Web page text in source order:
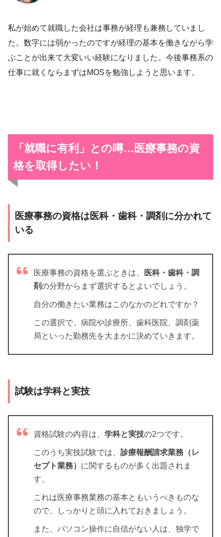
私が始めて就職した会社は事務が経理も兼務していまし
た。数字には弱かったのですが経理の基本を働きながら学
ぶことが出来て大変いい経験になりました。今後事務系の
仕事に就くならまずはMOSを勉強しようと思います。
「就職に有利」との噂… 医療事務の資
格を取得したい！
医療事務の資格は医科・歯科・調剤に分かれて
いる
医療事務の資格を選ぶときは、
医科・歯科・調
剤の分野からまず選択するとよいでしょう。
自分の働きたい業務はこのなかのどれですか？
この選択で、病院や診療所、歯科医院、調剤薬
局といった勤務先を大まかに決めていきます。
試験は学科と実技
資格試験の内容は、 学科と実技の2つです。
このうち実技試験では、 診療報酬請求業務（レ
セプト業務） に関するものが多く出題されま
す。
これは医療事務業務の基本ともいうべきものな
ので、しっかりと頭に入れておきましょう。
また、パソコン操作に自信がない人は、独学で